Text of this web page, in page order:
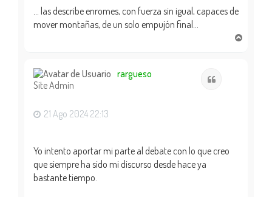
... las describe enromes, con fuerza sin igual, capaces de
mover montañas, de un solo empujón final...
rargueso
Site Admin
21 Ago 2024 22:13
Yo intento aportar mi parte al debate con lo que creo
que siempre ha sido mi discurso desde hace ya
bastante tiempo.